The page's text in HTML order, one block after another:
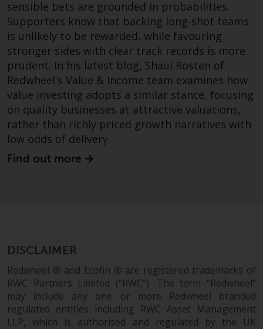
8008 Zürich. Der
Verkaufsprospekt oder ein
gleichwertiges Dokument der von
Redwheel verwalteten Fonds, die
Gründungsdokumente, die
Jahresberichte und, sofern von
den jeweiligen von Redwheel
verwalteten Fonds erstellt, die
Halbjahresberichte und/oder das
Basisinformationsblatt (PRIIPs
KID) sind kostenlos erhältlich vom
Vertreter in der Schweiz. In Bezug
Sitz des Schweizer Vertreters
oder am Sitz oder Wohnsitz des
Anlegers.
Bestimmte Personen haben
möglicherweise Zugang zu
sensible bets are grounded in probabilities.
Supporters know that backing long-shot teams
is unlikely to be rewarded, while favouring
stronger sides with clear track records is more
prudent. In his latest blog, Shaul Rosten of
Redwheel's Value & Income team examines how
value investing adopts a similar stance, focusing
on quality businesses at attractive valuations,
rather than richly priced growth narratives with
low odds of delivery.
Find out more
DISCLAIMER
Redwheel ® and Ecofin ® are registered trademarks of
RWC Partners Limited (“RWC”). The term “Redwheel”
may include any one or more Redwheel branded
regulated entities including RWC Asset Management
LLP, which is authorised and regulated by the UK